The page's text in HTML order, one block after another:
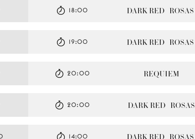
DARK RED   ROSAS
18:00
DARK RED   ROSAS
19:00
REQUIEM
20:00
DARK RED   ROSAS
20:00
DARK RED   ROSAS
14:00